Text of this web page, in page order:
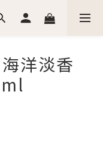
洋淡香